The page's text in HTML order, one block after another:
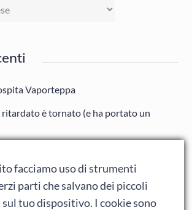
Vaporteppa
ritardato è tornato (e ha portato un
analisi del film
film dei Transformers
facciamo uso di strumenti
parti che salvano dei piccoli
sul tuo dispositivo. I cookie sono